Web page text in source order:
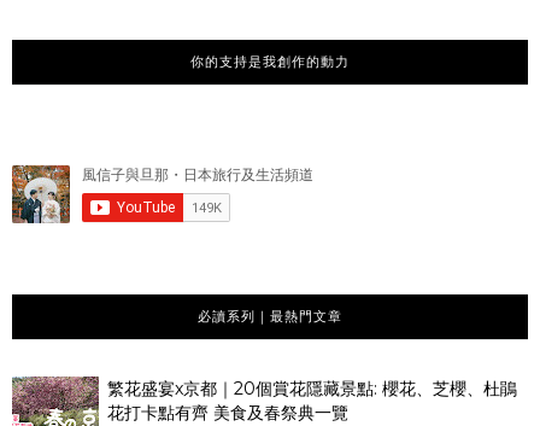
你的支持是我創作的動力
必讀系列｜最熱門文章
繁花盛宴x京都｜20個賞花隱藏景點: 櫻花、芝櫻、杜鵑
花打卡點有齊 美食及春祭典一覽